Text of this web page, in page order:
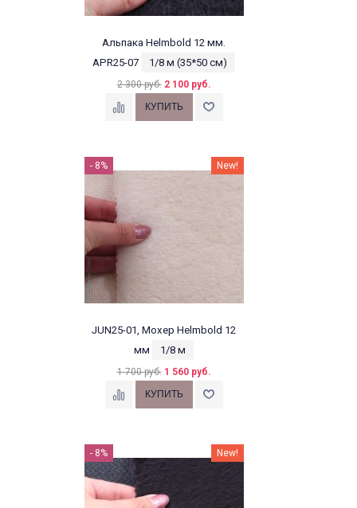
Альпака Helmbold 12 мм.
APR25-07
1/8 м (35*50 см)
2 300 руб. 2 100 руб.
- 8% New!
JUN25-01, Мохер Helmbold 12
мм
1/8 м
1 700 руб. 1 560 руб.
- 8% New!